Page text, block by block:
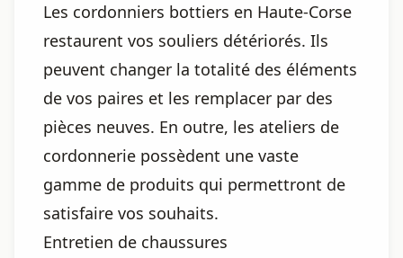
Les cordonniers bottiers en Haute-Corse
restaurent vos souliers détériorés. Ils
peuvent changer la totalité des éléments
de vos paires et les remplacer par des
pièces neuves. En outre, les ateliers de
cordonnerie possèdent une vaste
gamme de produits qui permettront de
satisfaire vos souhaits.
Entretien de chaussures